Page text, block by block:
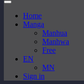
Home
Manga
Manhua
Manhwa
Free
EN
MN
Sign in